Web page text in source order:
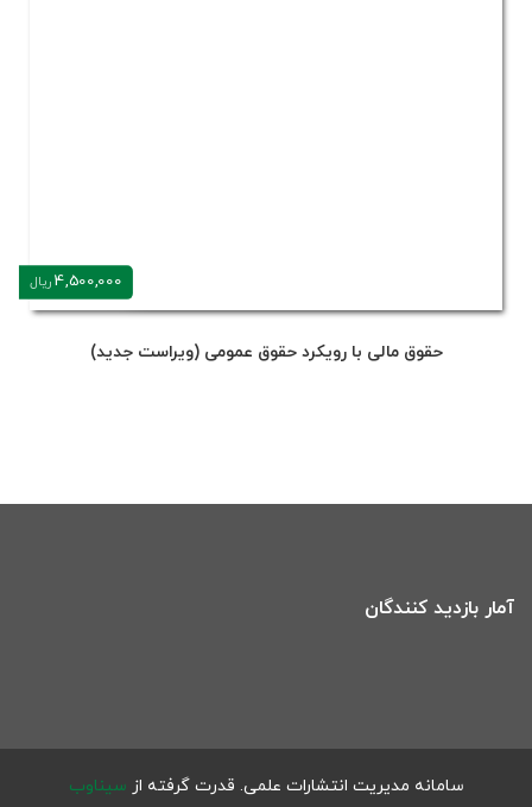
4,500,000ریال
حقوق مالی با رویکرد حقوق عمومی (ویراست جدید)
آمار بازدید کنندگان
سامانه مدیریت انتشارات علمی. قدرت گرفته از سیناوب